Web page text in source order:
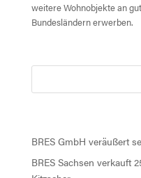
weitere Wohnobjekte an
Bundesländern erwerben.
BRES GmbH veräußert
BRES Sachsen verkauft